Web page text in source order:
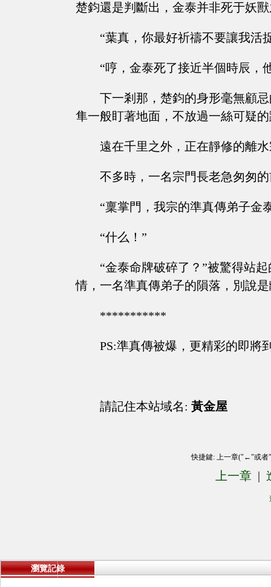
楚鈞還是判斷出，金泰并非死于妖
“葉真，你最好祈禱不要讓我活
“哼，金泰死了接近半個時辰，
下一剎那，楚鈞的身形毫無顧
隼一般盯著地面，不放過一絲可疑
遠在千里之外，正在靜修的離
不多時，一名宗門長老急匆匆
“稟掌門，我宗的準真傳弟子金
“什么！”
“金泰命牌破碎了？”被驚得站
情，一名準真傳弟子的隕落，別說
***********
PS:準真傳被爆，更精彩的即將
請記住本站域名: 黃金屋
快捷鍵: 上一章("←"或
上一章 |
瀏覽記錄